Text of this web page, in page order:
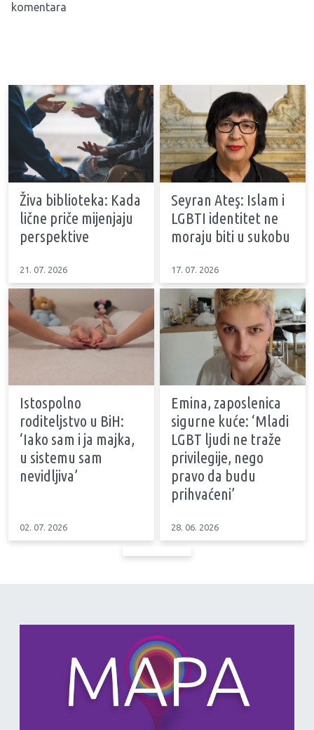
komentara
Živa biblioteka: Kada
lične priče mijenjaju
perspektive
21. 07. 2026
Seyran Ateş: Islam i
LGBTI identitet ne
moraju biti u sukobu
17. 07. 2026
Istospolno
roditeljstvo u BiH:
‘Iako sam i ja majka,
u sistemu sam
nevidljiva’
02. 07. 2026
Emina, zaposlenica
sigurne kuće: ‘Mladi
LGBT ljudi ne traže
privilegije, nego
pravo da budu
prihvaćeni’
28. 06. 2026